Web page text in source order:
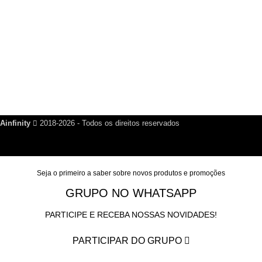
Ainfinity 2018-2026 - Todos os direitos reservados
Seja o primeiro a saber sobre novos produtos e promoções
GRUPO NO WHATSAPP
PARTICIPE E RECEBA NOSSAS NOVIDADES!
PARTICIPAR DO GRUPO